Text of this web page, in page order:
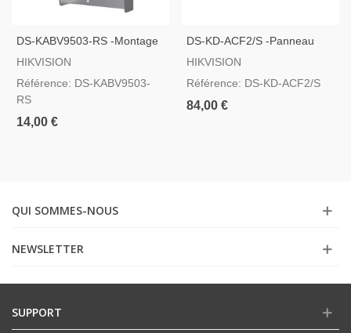
DS-KABV9503-RS -Montage
En Saillie Avec Visière
HIKVISION
Référence: DS-KABV9503-
RS
14,00 €
DS-KD-ACF2/S -Panneau
Frontal Et Boîtier Encastré
HIKVISION
Référence: DS-KD-ACF2/S
84,00 €
QUI SOMMES-NOUS
NEWSLETTER
SUPPORT